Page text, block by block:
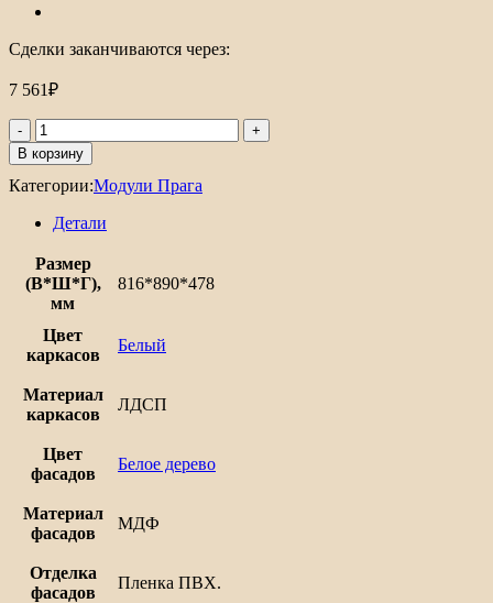
Сделки заканчиваются через:
7 561₽
В корзину
Категории:Модули Прага
Детали
Размер
(В*Ш*Г),
мм
816*890*478
Цвет
каркасов
Белый
Материал
каркасов
ЛДСП
Цвет
фасадов
Белое дерево
Материал
фасадов
МДФ
Отделка
фасадов
Пленка ПВХ.